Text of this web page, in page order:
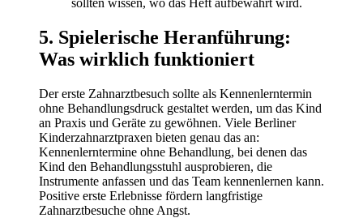
5. Spielerische Heranführung:
Was wirklich funktioniert
Der erste Zahnarztbesuch sollte als Kennenlerntermin
ohne Behandlungsdruck gestaltet werden, um das Kind
an Praxis und Geräte zu gewöhnen. Viele Berliner
Kinderzahnarztpraxen bieten genau das an:
Kennenlerntermine ohne Behandlung, bei denen das
Kind den Behandlungsstuhl ausprobieren, die
Instrumente anfassen und das Team kennenlernen kann.
Positive erste Erlebnisse fördern langfristige
Zahnarztbesuche ohne Angst.